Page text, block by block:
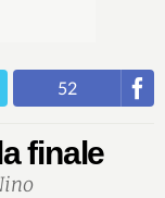
52
finale